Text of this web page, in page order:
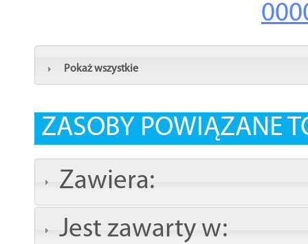
Pokaż wszystkie
ZASOBY POWIĄZANE
Zawiera:
Jest zawarty w: